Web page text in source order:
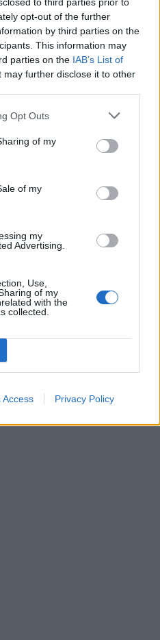
opt-out of the further
by third parties on the
This information may
parties on the IAB’s List of
may further disclose it to other
Opt Outs
of my
of my
my
Advertising.
Use,
of my
with the
collected.
Access Privacy Policy